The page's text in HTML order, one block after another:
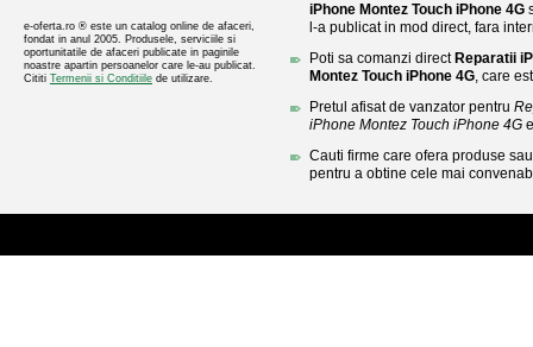
e-oferta.ro ® este un catalog online de afaceri,
fondat in anul 2005. Produsele, serviciile si
oportunitatile de afaceri publicate in paginile
noastre apartin persoanelor care le-au publicat.
Cititi Termenii si Conditiile de utilizare.
iPhone Montez Touch iPhone 4G
l-a publicat in mod direct, fara
Poti sa comanzi direct Reparatii
Montez Touch iPhone 4G, care
Pretul afisat de vanzator pentru
iPhone Montez Touch iPhone 4G
Cauti firme care ofera produse
pentru a obtine cele mai